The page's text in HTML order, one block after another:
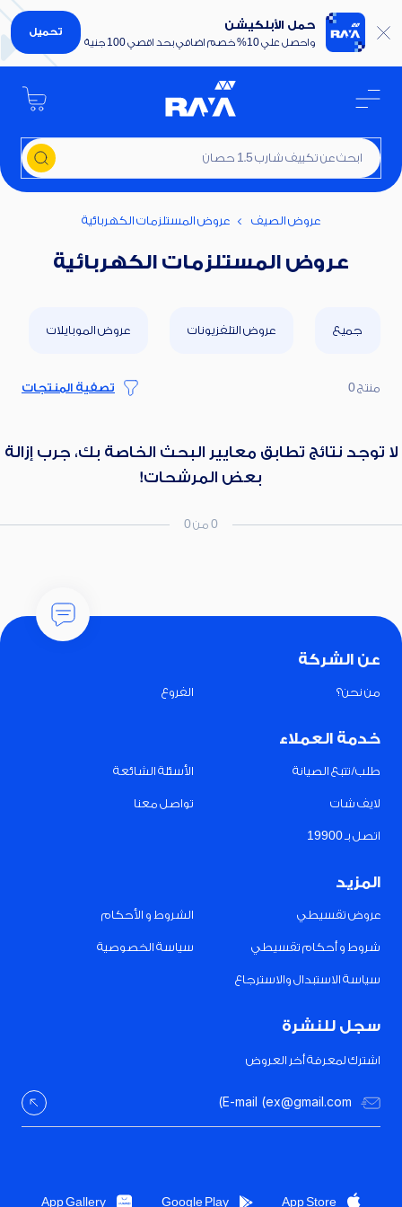
حمل الأبلكيشن
واحصل علي 10% خصم اضافي بحد اقصي 100 جنية
تحميل
ابحث عن تكييف شارب 1.5 حصان
عروض الصيف عروض المستلزمات الكهربائية
عروض المستلزمات الكهربائية
جميع عروض التلفزيونات عروض الموبايلات
منتج 0 تصفية المنتجات
لا توجد نتائج تطابق معايير البحث الخاصة بك، جرب إزالة
بعض المرشحات!
0 من 0
عن الشركة
من نحن؟ الفروع
خدمة العملاء
طلب/تتبع الصيانة الأسئلة الشائعة
لايف شات تواصل معنا
اتصل بـ 19900
المزيد
عروض تقسيطي الشروط و الأحكام
شروط و أحكام تقسيطي سياسة الخصوصية
سياسة الاستبدال والاسترجاع
سجل للنشرة
اشترك لمعرفة أخر العروض
App Store
Google Play
App Gallery